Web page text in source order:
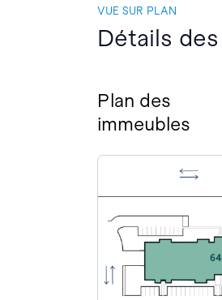
VUE SUR PLAN
Détails
Plan des
immeubles